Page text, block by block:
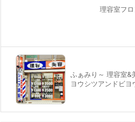
理容室フ
ふぁみり～ 理容室&
ヨウシツアンドビヨ